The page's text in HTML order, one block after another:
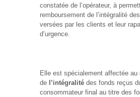
constatée de l’opérateur, à
remboursement de l’intégralité
versées par les clients et leur
d’urgence.
Elle est spécialement affectée au
de l’intégralité des fonds reçus
consommateur final au titre des